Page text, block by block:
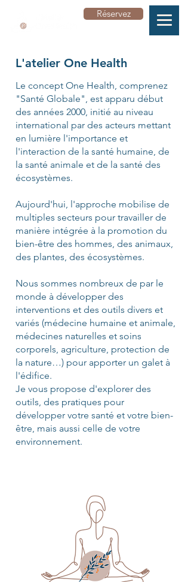
Réservez
L'atelier One Health
Le concept One Health, comprenez
"Santé Globale", est apparu début
des années 2000, initié au niveau
international par des acteurs mettant
en lumière l'importance et
l'interaction de la santé humaine, de
la santé animale et de la santé des
écosystèmes.
Aujourd'hui, l'approche mobilise de
multiples secteurs pour travailler de
manière intégrée à la promotion du
bien-être des hommes, des animaux,
des plantes, des écosystèmes.
Nous sommes nombreux de par le
monde à développer des
interventions et des outils divers et
variés (médecine humaine et animale,
médecines naturelles et soins
corporels, agriculture, protection de
la nature…) pour apporter un galet à
l'édifice.
Je vous propose d'explorer des
outils, des pratiques pour
développer votre santé et votre bien-
être, mais aussi celle de votre
environnement.